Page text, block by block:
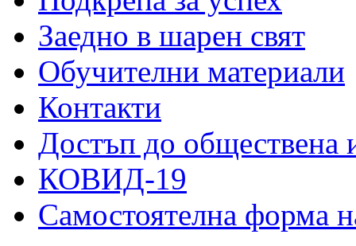
Заедно в шарен свят
Обучителни материали
Контакти
Достъп до обществена
КОВИД-19
Самостоятелна форма